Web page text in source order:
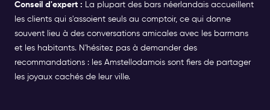
Conseil d'expert : La plupart des bars néerlandais accueillent
les clients qui s'assoient seuls au comptoir, ce qui donne
souvent lieu à des conversations amicales avec les barmans
et les habitants. N'hésitez pas à demander des
recommandations : les Amstellodamois sont fiers de partager
les joyaux cachés de leur ville.